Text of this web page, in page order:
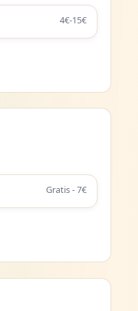
4€-15€
Gratis - 7€